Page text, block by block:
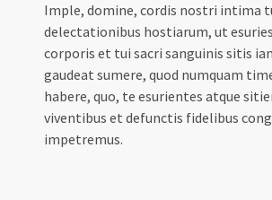
Imple, domine, cordis nostri intima
delectationibus hostiarum, ut
corporis et tui sacri sanguinis sitis
gaudeat sumere, quod numquam
habere, quo, te esurientes atque
viventibus et defunctis fidelibus
impetremus.